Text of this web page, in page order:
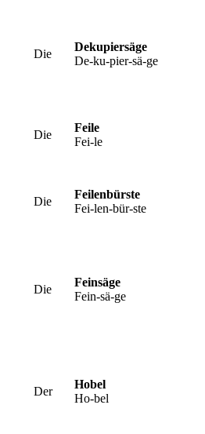
Die
Dekupiersäge
De-ku-pier-sä-ge
Die
Feile
Fei-le
Die
Feilenbürste
Fei-len-bür-ste
Die
Feinsäge
Fein-sä-ge
Der
Hobel
Ho-bel